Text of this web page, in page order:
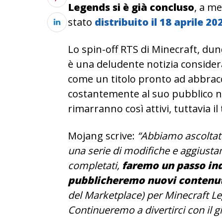
Legends si è già concluso, a
stato distribuito il 18 aprile
Lo spin-off RTS di Minecraft,
è una deludente notizia
come un titolo pronto ad
costantemente al suo pubblico
rimarranno così attivi, tuttavia
Mojang scrive: “Abbiamo
una serie di modifiche e
completati, faremo un passo
pubblicheremo nuovi
del Marketplace) per Minecraft
Continueremo a divertirci con il